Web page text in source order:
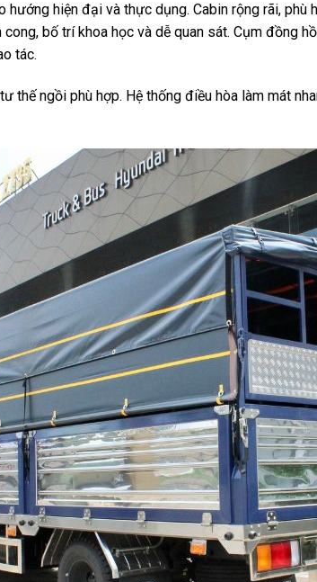
hiện đại và thực dụng. Cabin rộng rãi, phù
bố trí khoa học và dễ quan sát. Cụm đồng
tác.
thế ngồi phù hợp. Hệ thống điều hòa làm mát